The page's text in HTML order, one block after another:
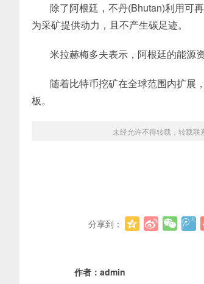
除了阿根廷，不丹(Bhutan)利用可
为采矿提供动力，且不产生碳足迹。
米拉赫梅多夫表示，阿根廷的能源
随着比特币挖矿在全球范围内扩展
板。
未经允许不得转载，转载联
分享到：
作者： admin